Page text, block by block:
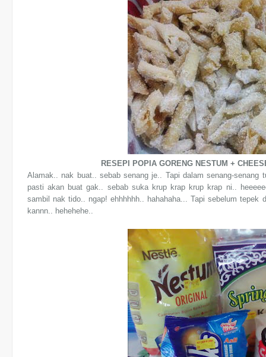
RESEPI POPIA GORENG NESTUM +
Alamak.. nak buat.. sebab senang je.. Tapi dalam senang-senang
pasti akan buat gak.. sebab suka krup krap krup krap ni..
sambil nak tido.. ngap! ehhhhhh.. hahahaha... Tapi sebelum tepek
kannn.. hehehehe..